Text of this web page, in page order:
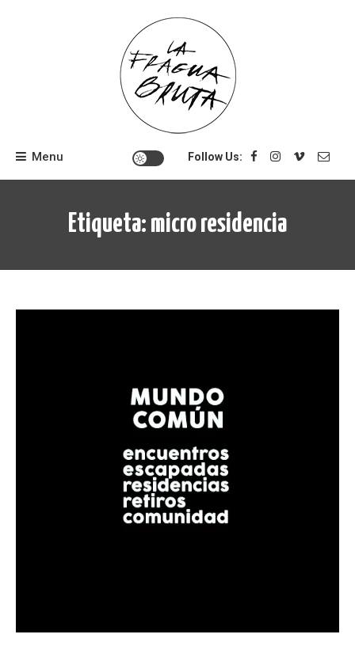
Menu Follow Us:
Etiqueta: micro residencia